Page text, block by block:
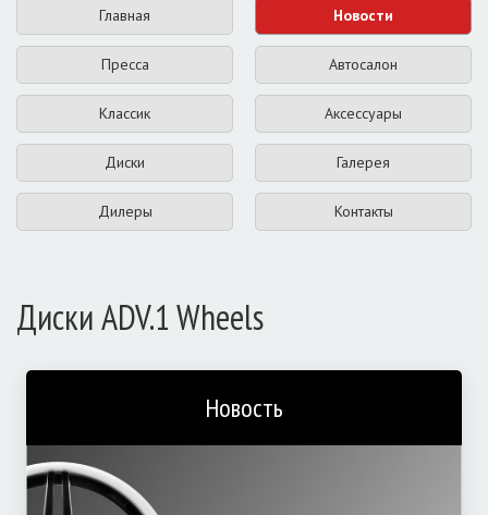
Главная Новости
Пресса Автосалон
Классик Аксессуары
Диски Галерея
Дилеры Контакты
Диски ADV.1 Wheels
Новость